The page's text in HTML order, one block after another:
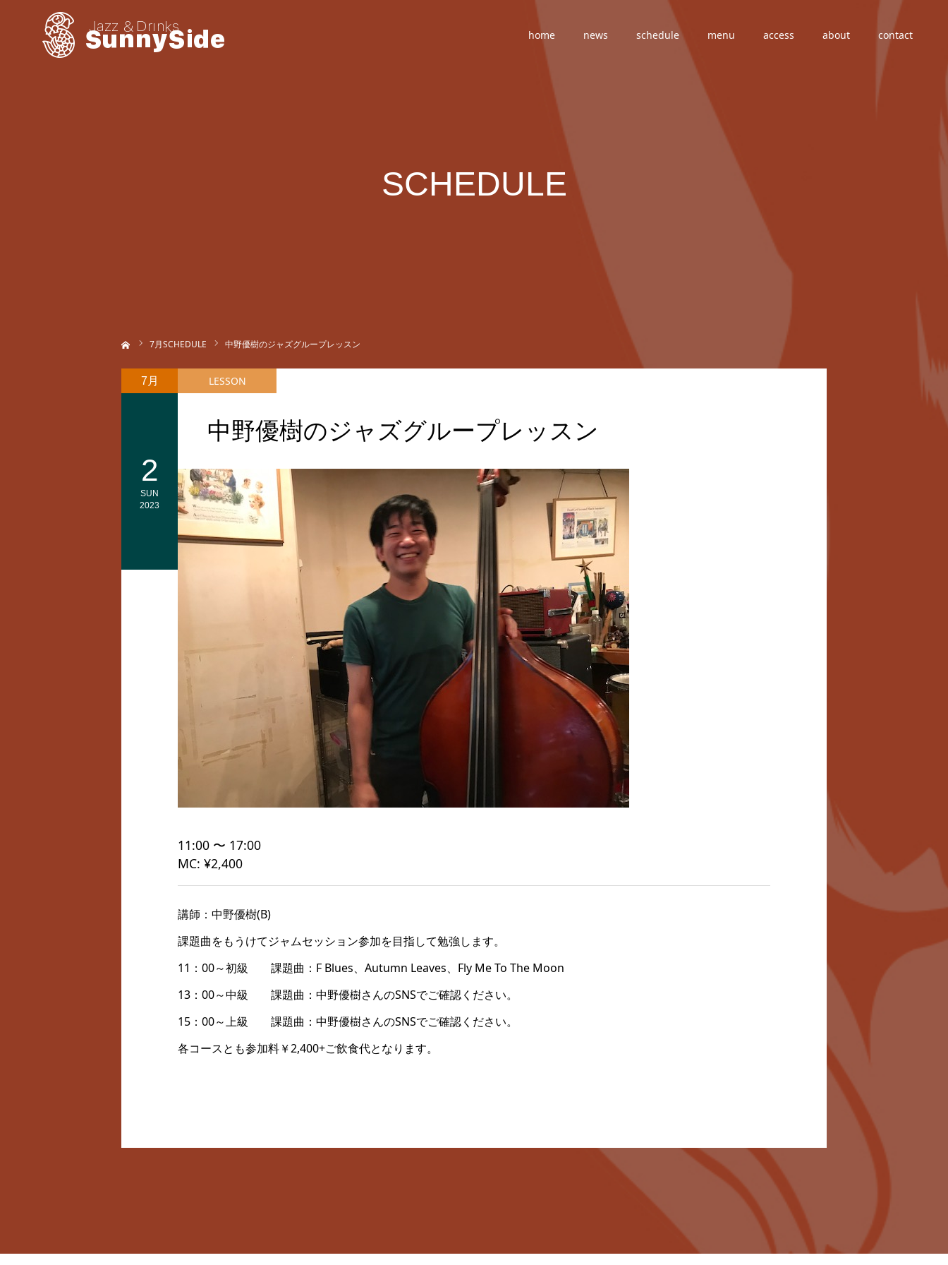
home news schedule menu access about contact
SCHEDULE
7月SCHEDULE 中野優樹のジャズグループレッスン
中野優樹のジャズグループレッスン
7月
2
SUN
2023
LESSON
11:00 〜 17:00
MC: ¥2,400
講師：中野優樹(B)
課題曲をもうけてジャムセッション参加を目指して勉強します。
11：00～初級 課題曲：F Blues、Autumn Leaves、Fly Me To The Moon
13：00～中級 課題曲：中野優樹さんのSNSでご確認ください。
15：00～上級 課題曲：中野優樹さんのSNSでご確認ください。
各コースとも参加料￥2,400+ご飲食代となります。